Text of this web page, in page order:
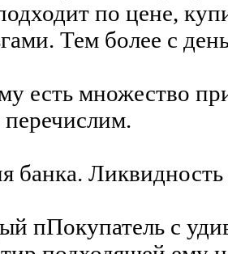
по цене,
Тем более с
есть множество
банка. Ликвидность
пПокупатель с